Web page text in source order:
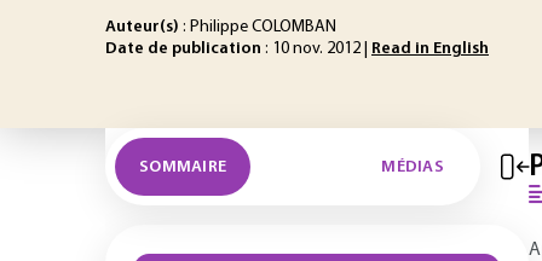
Auteur(s) : Philippe COLOMBAN
Date de publication : 10 nov. 2012 | Read in English
SOMMAIRE MÉDIAS